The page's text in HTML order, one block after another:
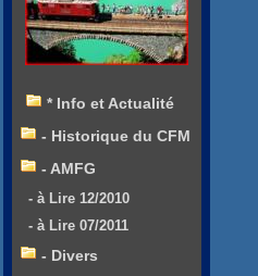
* Info et Actualité
- Historique du CFM
- AMFG
- à Lire 12/2010
- à Lire 07/2011
- Divers